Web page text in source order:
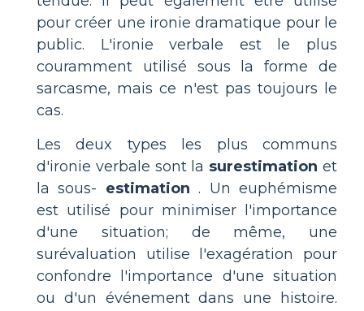
pour créer une ironie dramatique pour le
public. L'ironie verbale est le plus
couramment utilisé sous la forme de
sarcasme, mais ce n'est pas toujours le
cas.
Les deux types les plus communs
d'ironie verbale sont la surestimation et
la sous- estimation . Un euphémisme
est utilisé pour minimiser l'importance
d'une situation; de même, une
surévaluation utilise l'exagération pour
confondre l'importance d'une situation
ou d'un événement dans une histoire.